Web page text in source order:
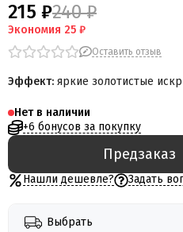
Веселая Затея
Салют России
Русская петарда
215 ₽240 ₽
Экономия 25 ₽
Оставить отзыв
Эффект: яркие золотистые
Нет в наличии
+6 бонусов за покупку
Предзаказ
Нашли дешевле? Задать
Выбрать